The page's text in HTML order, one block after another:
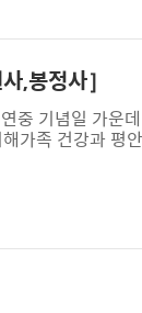
,봉정사］
기념일 가운
가족 건강과 평
한 해의 소망
눔같은 행사를